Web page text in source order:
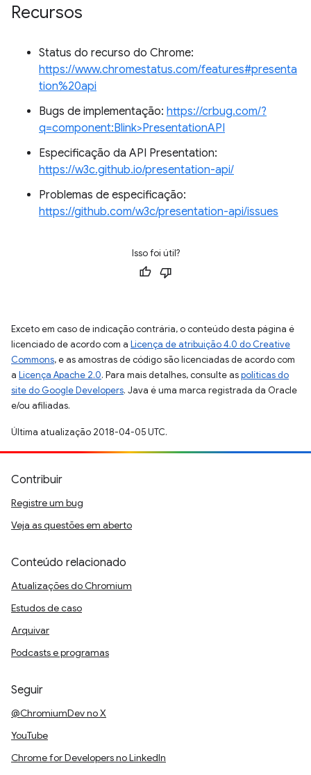
Recursos
Status do recurso do Chrome:
https://www.chromestatus.com/features#presenta
tion%20api
Bugs de implementação: https://crbug.com/?
q=component:Blink>PresentationAPI
Especificação da API Presentation:
https://w3c.github.io/presentation-api/
Problemas de especificação:
https://github.com/w3c/presentation-api/issues
Isso foi útil?
Exceto em caso de indicação contrária, o conteúdo desta página é
licenciado de acordo com a Licença de atribuição 4.0 do Creative
Commons, e as amostras de código são licenciadas de acordo com
a Licença Apache 2.0. Para mais detalhes, consulte aspolíticas do
site do Google Developers. Java é uma marca registrada da Oracle
e/ou afiliadas.
Última atualização 2018-04-05 UTC.
Contribuir
Registre um bug
Veja as questões em aberto
Conteúdo relacionado
Atualizações do Chromium
Estudos de caso
Arquivar
Podcasts e programas
Seguir
@ChromiumDev no X
YouTube
Chrome for Developers no LinkedIn